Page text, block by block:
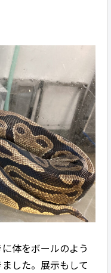
体をボールのよう
した。展示もして